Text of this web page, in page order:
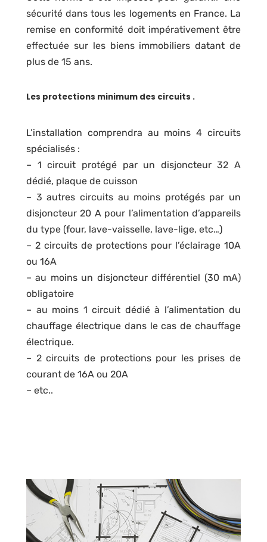
sécurité dans tous les logements en France. La
remise en conformité doit impérativement être
effectuée sur les biens immobiliers datant de
plus de 15 ans.
Les protections minimum des circuits .
L’installation comprendra au moins 4 circuits
spécialisés :
– 1 circuit protégé par un disjoncteur 32 A
dédié, plaque de cuisson
– 3 autres circuits au moins protégés par un
disjoncteur 20 A pour l’alimentation d’appareils
du type (four, lave-vaisselle, lave-lige, etc…)
– 2 circuits de protections pour l’éclairage 10A
ou 16A
– au moins un disjoncteur différentiel (30 mA)
obligatoire
– au moins 1 circuit dédié à l’alimentation du
chauffage électrique dans le cas de chauffage
électrique.
– 2 circuits de protections pour les prises de
courant de 16A ou 20A
– etc..